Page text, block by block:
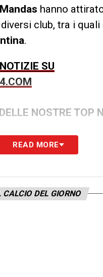
Mandas hanno
club, tra i quali
.
SU
NOSTRE TOP
READ MORE
CALCIO DEL GIORNO